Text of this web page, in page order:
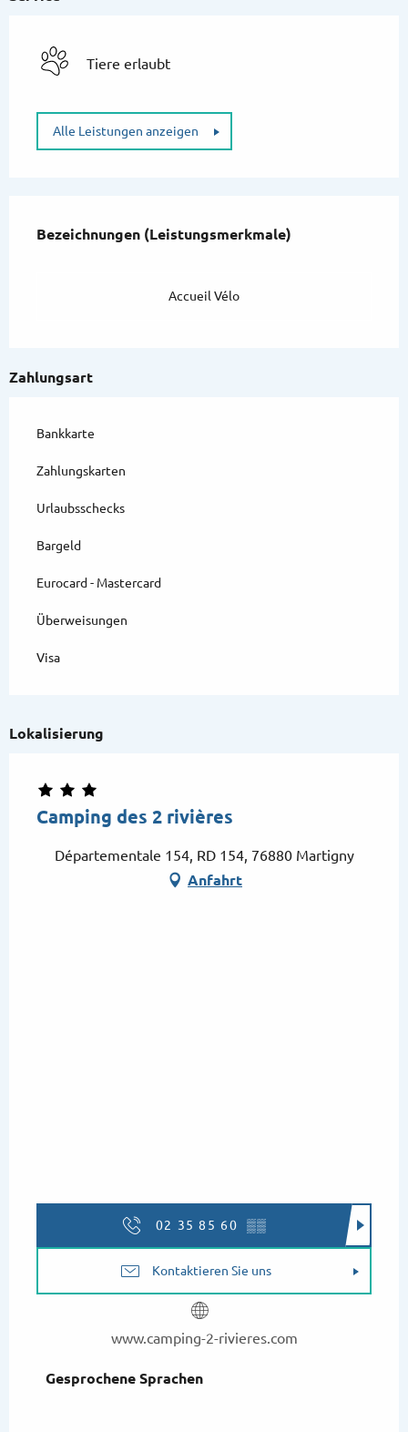
Tiere erlaubt
Alle Leistungen anzeigen
Bezeichnungen (Leistungsmerkmale)
Bezeichnungen (Leistungsmerkmale)
Accueil Vélo
Zahlungsart
Bankkarte
Zahlungskarten
Urlaubsschecks
Bargeld
Eurocard - Mastercard
Überweisungen
Visa
Lokalisierung
Camping des 2 rivières
Départementale 154, RD 154, 76880 Martigny
Anfahrt
02 35 85 60 ▒▒
Kontaktieren Sie uns
www.camping-2-rivieres.com
Gesprochene Sprachen
Gesprochene Sprachen